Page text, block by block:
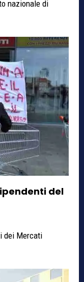
nazionale di
del
dei Mercati